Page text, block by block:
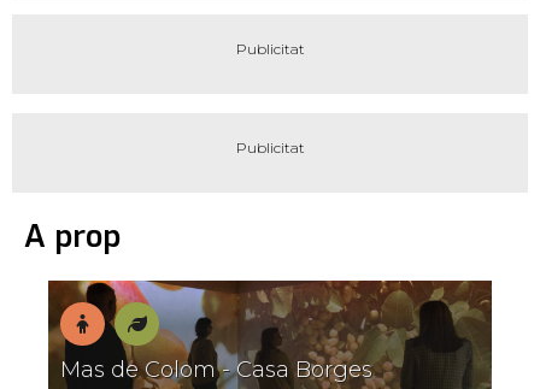
A prop
En
Natura
Mas de Colom - Casa Borges